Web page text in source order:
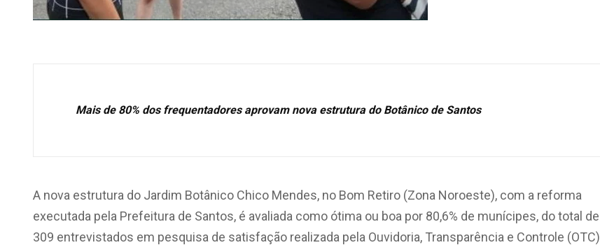
Mais de 80% dos frequentadores aprovam nova estrutura do Botânico de Santos
A nova estrutura do Jardim Botânico Chico Mendes, no Bom Retiro (Zona Noroeste), com a reforma
executada pela Prefeitura de Santos, é avaliada como ótima ou boa por 80,6% de munícipes, do total de
309 entrevistados em pesquisa de satisfação realizada pela Ouvidoria, Transparência e Controle (OTC)